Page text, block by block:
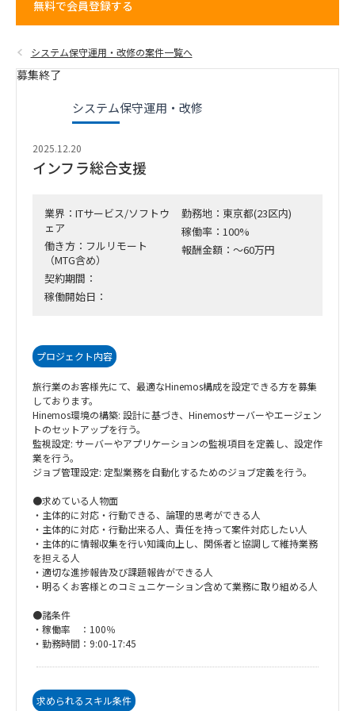
無料で会員登録する
システム保守運用・改修の案件一覧へ
募集終了
システム保守運用・改修
2025.12.20
インフラ総合支援
業界：ITサービス/ソフトウ
ェア
働き方：フルリモート
（MTG含め）
契約期間：
稼働開始日：
勤務地：東京都(23区内)
稼働率：100%
報酬金額：～60万円
プロジェクト内容
旅行業のお客様先にて、最適なHinemos構成を設定できる方を募集
しております。
Hinemos環境の構築: 設計に基づき、Hinemosサーバーやエージェン
トのセットアップを行う。
監視設定: サーバーやアプリケーションの監視項目を定義し、設定作
業を行う。
ジョブ管理設定: 定型業務を自動化するためのジョブ定義を行う。
●求めている人物面
・主体的に対応・行動できる、論理的思考ができる人
・主体的に対応・行動出来る人、責任を持って案件対応したい人
・主体的に情報収集を行い知識向上し、関係者と協調して維持業務
を担える人
・適切な進捗報告及び課題報告ができる人
・明るくお客様とのコミュニケーション含めて業務に取り組める人
●諸条件
・稼働率 ：100％
・勤務時間：9:00-17:45
求められるスキル条件